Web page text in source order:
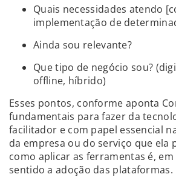
Quais necessidades atendo
implementação de
Ainda sou relevante?
Que tipo de negócio sou?
offline, híbrido)
Esses pontos, conforme aponta
fundamentais para fazer da
facilitador e com papel essencial
da empresa ou do serviço que ela
como aplicar as ferramentas é,
sentido a adoção das plataformas.